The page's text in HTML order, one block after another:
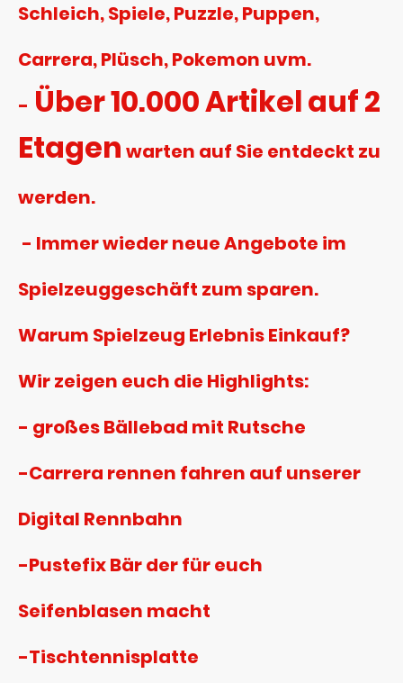
Schleich, Spiele, Puzzle, Puppen,
Carrera, Plüsch, Pokemon uvm.
- Über 10.000 Artikel auf 2
Etagen warten auf Sie entdeckt zu
werden.
- Immer wieder neue Angebote im
Spielzeuggeschäft zum sparen.
Warum Spielzeug Erlebnis Einkauf?
Wir zeigen euch die Highlights:
- großes Bällebad mit Rutsche
-Carrera rennen fahren auf unserer
Digital Rennbahn
-Pustefix Bär der für euch
Seifenblasen macht
-Tischtennisplatte